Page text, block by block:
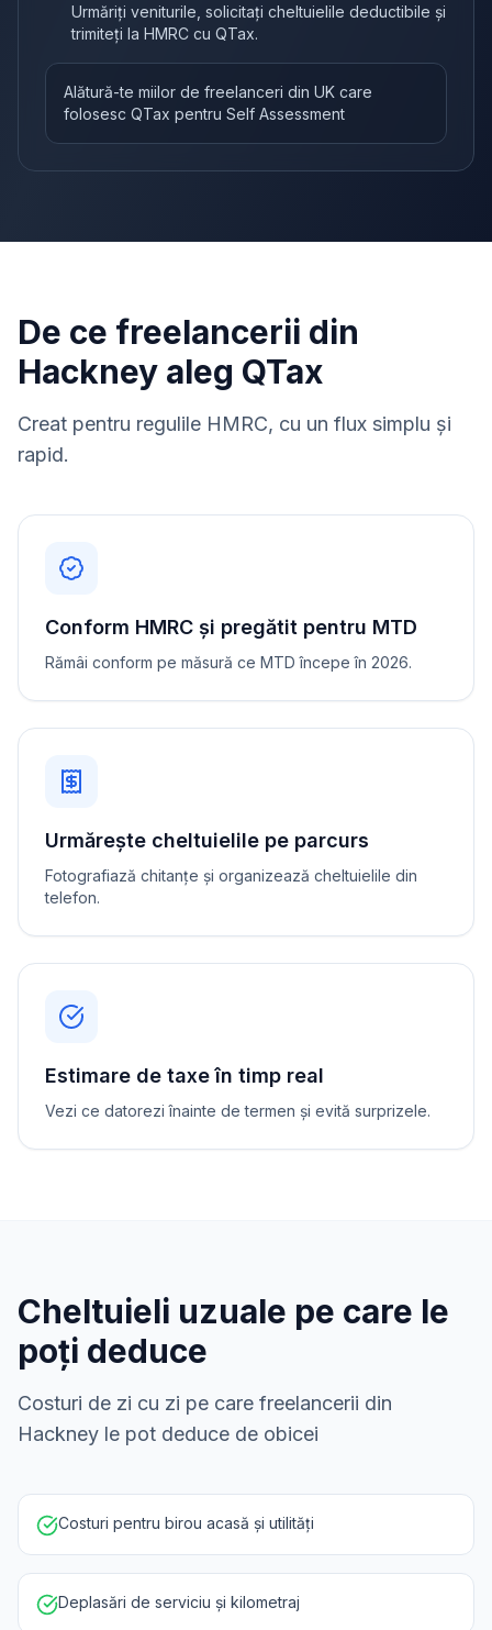
Urmăriți veniturile, solicitați cheltuielile deductibile și
trimiteți la HMRC cu QTax.
Alătură-te miilor de freelanceri din UK care
folosesc QTax pentru Self Assessment
De ce freelancerii din
Hackney aleg QTax
Creat pentru regulile HMRC, cu un flux simplu și
rapid.
Conform HMRC și pregătit pentru MTD
Rămâi conform pe măsură ce MTD începe în 2026.
Urmărește cheltuielile pe parcurs
Fotografiază chitanțe și organizează cheltuielile din
telefon.
Estimare de taxe în timp real
Vezi ce datorezi înainte de termen și evită surprizele.
Cheltuieli uzuale pe care le
poți deduce
Costuri de zi cu zi pe care freelancerii din
Hackney le pot deduce de obicei
Costuri pentru birou acasă și utilități
Deplasări de serviciu și kilometraj